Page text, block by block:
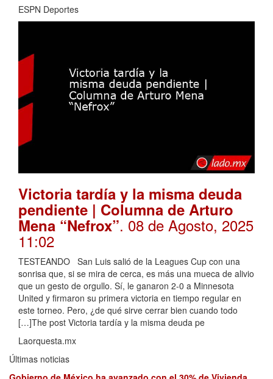
ESPN Deportes
Victoria tardía y la misma deuda
pendiente | Columna de Arturo
Mena “Nefrox”. 08 de Agosto, 2025
11:02
TESTEANDO San Luis salió de la Leagues Cup con una
sonrisa que, si se mira de cerca, es más una mueca de alivio
que un gesto de orgullo. Sí, le ganaron 2-0 a Minnesota
United y firmaron su primera victoria en tiempo regular en
este torneo. Pero, ¿de qué sirve cerrar bien cuando todo
[…]The post Victoria tardía y la misma deuda pe
Laorquesta.mx
Últimas noticias